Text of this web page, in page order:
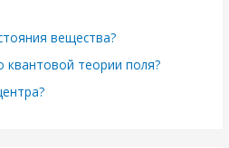
вещества?
теории поля?